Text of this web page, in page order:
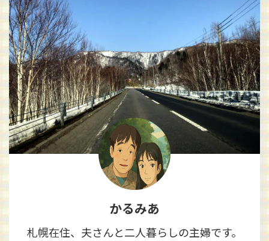
かるみあ
札幌在住、夫さんと二人暮らしの主婦です。